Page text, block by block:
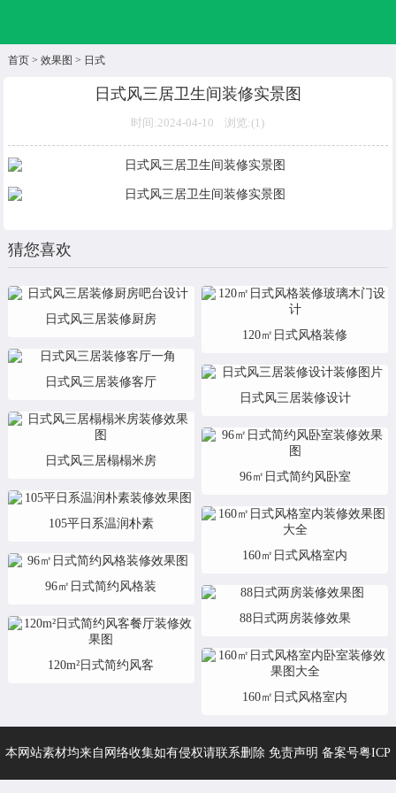
首页> 效果图 > 日式
日式风三居卫生间装修实景图
时间:2024-04-10 浏览:(1)
猜您喜欢
日式风三居装修厨房
日式风三居装修客厅
日式风三居榻榻米房
105平日系温润朴素
96㎡日式简约风格装
120m²日式简约风客
120㎡日式风格装修
日式风三居装修设计
96㎡日式简约风卧室
160㎡日式风格室内
88日式两房装修效果
160㎡日式风格室内
本网站素材均来自网络收集如有侵权请联系删除 免责声明 备案号粤ICP